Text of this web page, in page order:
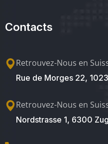
Contacts
Retrouvez-Nous en
Rue de Morges 22,
Retrouvez-Nous en
Nordstrasse 1, 6300 Zug